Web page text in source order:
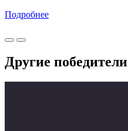
Подробнее
Другие победители